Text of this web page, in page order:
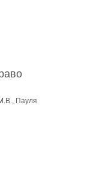
изд�
Пауля